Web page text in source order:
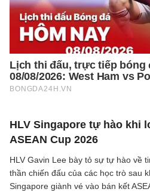
HLV Singapore tự hào khi
ASEAN Cup 2026
HLV Gavin Lee bày tỏ sự tự hào về
thần chiến đấu của các học trò sau
Singapore giành vé vào bán kết